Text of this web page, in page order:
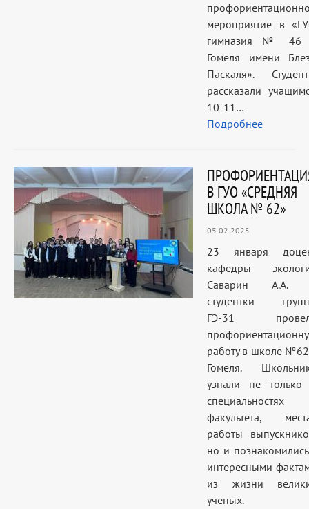
мероприятие в
гимназия № 46
Гомеля имени
Паскаля».
рассказали
10-11…
Подробнее
В ГУО «СРЕДНЯЯ
ШКОЛА № 62»
05.02.2025
23 января
кафедры
Саварин А.А.
студентки
ГЭ-31
работу в школе №62
Гомеля.
узнали не
специальностях
факультета,
работы
но и
интересными
из жизни
учёных.